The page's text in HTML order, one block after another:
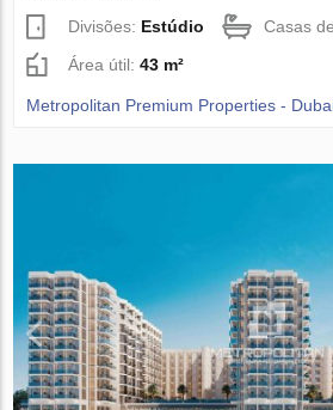
Divisões: Estúdio Casas
Área útil:43 m²
Metropolitan Premium Properties -